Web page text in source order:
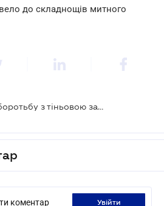
до складнощів митного
ДФС обіцяє посилити боротьбу з тіньовою зайнятістю
коментар увійти